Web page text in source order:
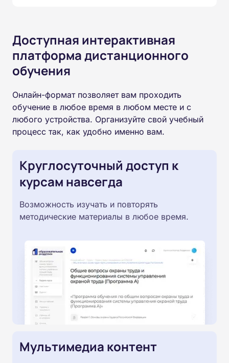
Доступная интерактивная
платформа дистанционного
обучения
Онлайн-формат позволяет вам проходить
обучение в любое время в любом месте и с
любого устройства. Организуйте свой учебный
процесс так, как удобно именно вам.
Круглосуточный доступ к
курсам навсегда
Возможность изучать и повторять
методические материалы в любое время.
Мультимедиа контент